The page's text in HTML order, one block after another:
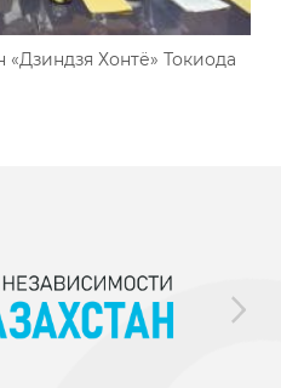
Хонтё» Токиода